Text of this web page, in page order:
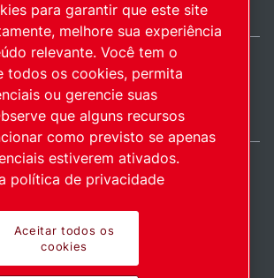
cookies© 2026 Direitos autorais.
Brazil / PT
inovadores.
para garantir que este site
melhore sua experiência
relevante. Você tem o
todos os cookies, permita
ou gerencie suas
que alguns recursos
como previsto se apenas
estiverem ativados.
política de privacidade
Aceitar todos os
cookies